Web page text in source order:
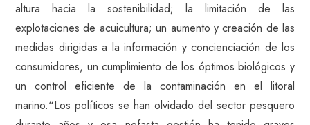
altura hacia la sostenibilidad; la limitación de las
explotaciones de acuicultura; un aumento y creación de las
medidas dirigidas a la información y concienciación de los
consumidores, un cumplimiento de los óptimos biológicos y
un control eficiente de la contaminación en el litoral
marino.“Los políticos se han olvidado del sector pesquero